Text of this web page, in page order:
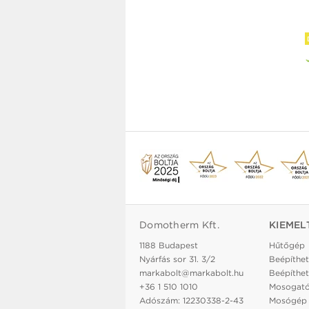
Domotherm Kft.
1188 Budapest
Nyárfás sor 31. 3/2
markabolt@markabolt.hu
+36 1 510 1010
Adószám: 12230338-2-43
Hűtőgép
Mosógép